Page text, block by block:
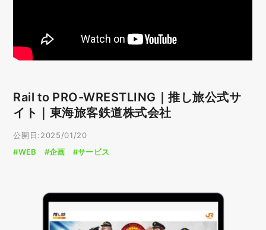
Rail to PRO-WRESTLING｜推し旅公式サ
イト｜東海旅客鉄道株式会社
公開日:2025/01/20
#WEB
#企画 #サービス